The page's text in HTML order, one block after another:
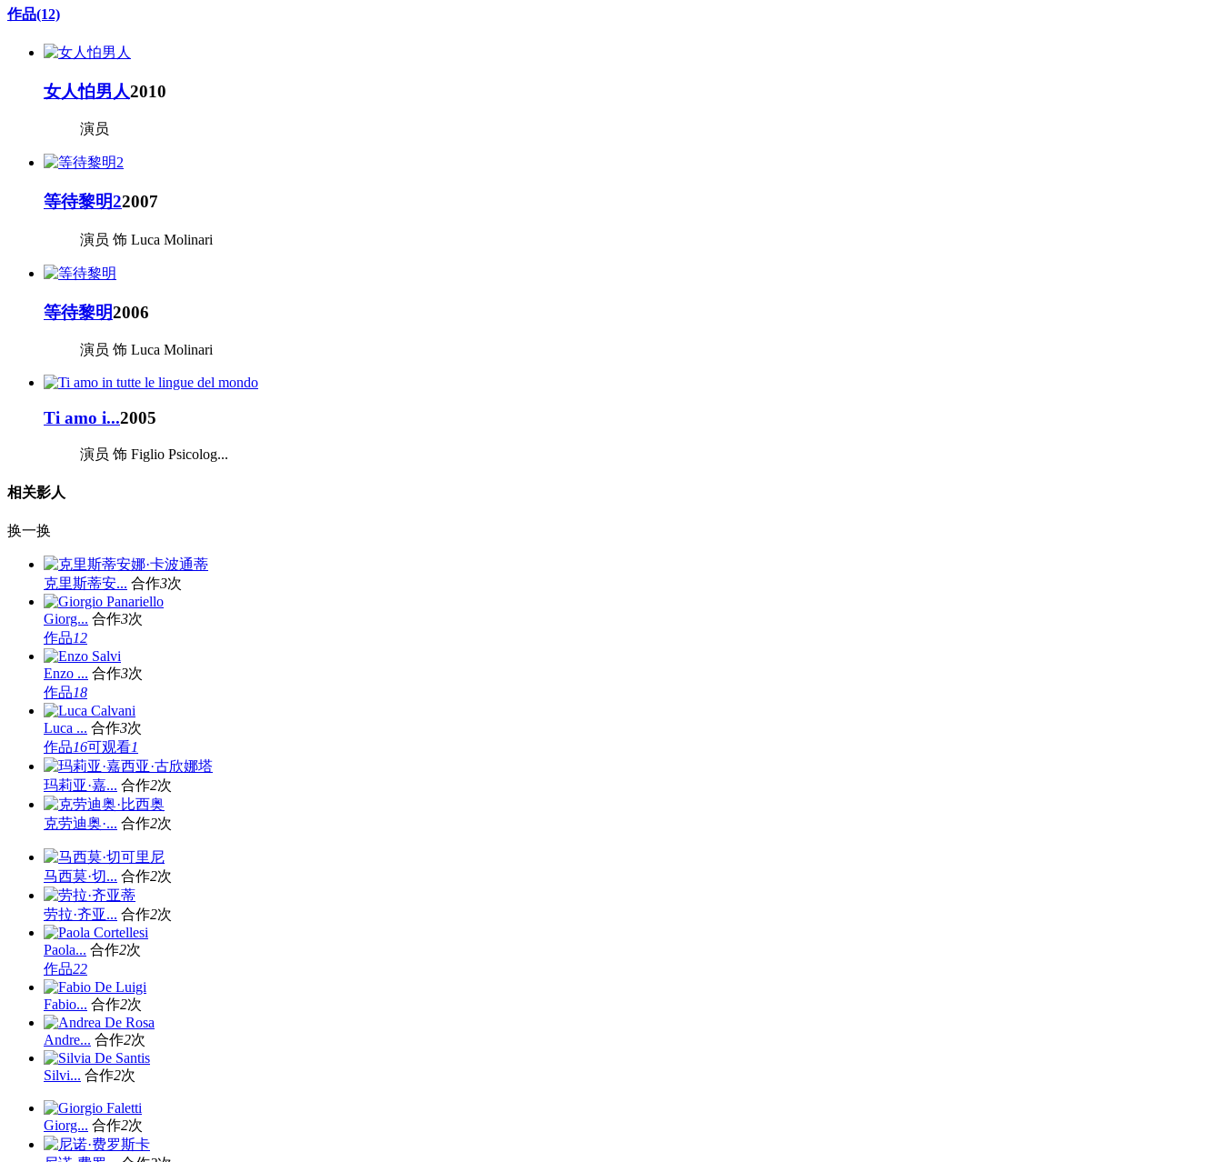
作品(12)
女人怕男人2010
演员
等待黎明22007
演员 饰 Luca Molinari
等待黎明2006
演员 饰 Luca Molinari
Ti amo i...2005
演员 饰 Figlio Psicolog...
相关影人
换一换
克里斯蒂安... 合作3次
Giorg... 合作3次
作品12
Enzo ... 合作3次
作品18
Luca ... 合作3次
作品16可观看1
玛莉亚·嘉... 合作2次
克劳迪奥·... 合作2次
马西莫·切... 合作2次
劳拉·齐亚... 合作2次
Paola... 合作2次
作品22
Fabio... 合作2次
Andre... 合作2次
Silvi... 合作2次
Giorg... 合作2次